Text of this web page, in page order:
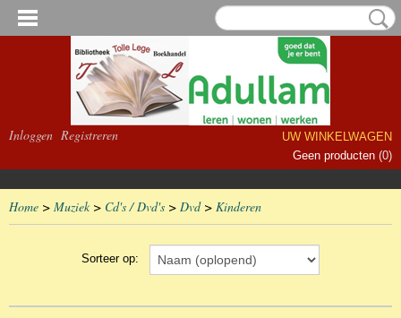
Inloggen Registreren
UW WINKELWAGEN
Geen producten (0)
Home > Muziek> Cd's / Dvd's > Dvd> Kinderen
Sorteer op: